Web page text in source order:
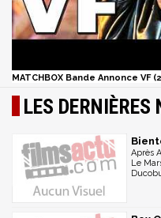
MATCHBOX Bande Annonce VF
LES DERNIÈRES
Après
Le